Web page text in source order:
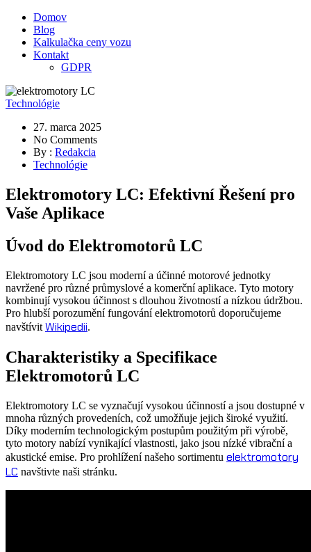
Domov
Blog
Kalkulačka ceny vozu
Kontakt
GDPR
Technológie
27. marca 2025
No Comments
By : Redakcia
Technológie
Elektromotory LC: Efektivní Řešení pro
Vaše Aplikace
Úvod do Elektromotorů LC
Elektromotory LC jsou moderní a účinné motorové jednotky
navržené pro různé průmyslové a komerční aplikace. Tyto motory
kombinují vysokou účinnost s dlouhou životností a nízkou údržbou.
Pro hlubší porozumění fungování elektromotorů doporučujeme
navštívit Wikipedii.
Charakteristiky a Specifikace
Elektromotorů LC
Elektromotory LC se vyznačují vysokou účinností a jsou dostupné v
mnoha různých provedeních, což umožňuje jejich široké využití.
Díky moderním technologickým postupům použitým při výrobě,
tyto motory nabízí vynikající vlastnosti, jako jsou nízké vibrační a
akustické emise. Pro prohlížení našeho sortimentu elektromotory
LC navštivte naši stránku.